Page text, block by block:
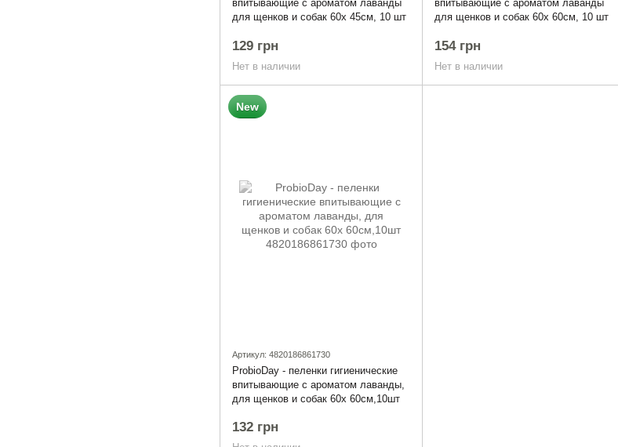
впитывающие с ароматом лаванды
для щенков и собак 60x 45см, 10 шт
129 грн
Нет в наличии
впитывающие с ароматом лаванды
для щенков и собак 60x 60cм, 10 шт
154 грн
Нет в наличии
New
Артикул: 4820186861730
ProbioDay - пеленки гигиенические
впитывающие с ароматом лаванды,
для щенков и собак 60х 60см,10шт
132 грн